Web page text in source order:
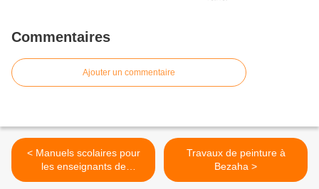
Commentaires
Ajouter un commentaire
< Manuels scolaires pour
les enseignants de
Belamoty
Travaux de peinture à
Bezaha >